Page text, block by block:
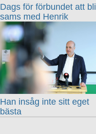
Dags för förbundet att bli
sams med Henrik
Han insåg inte sitt eget
bästa